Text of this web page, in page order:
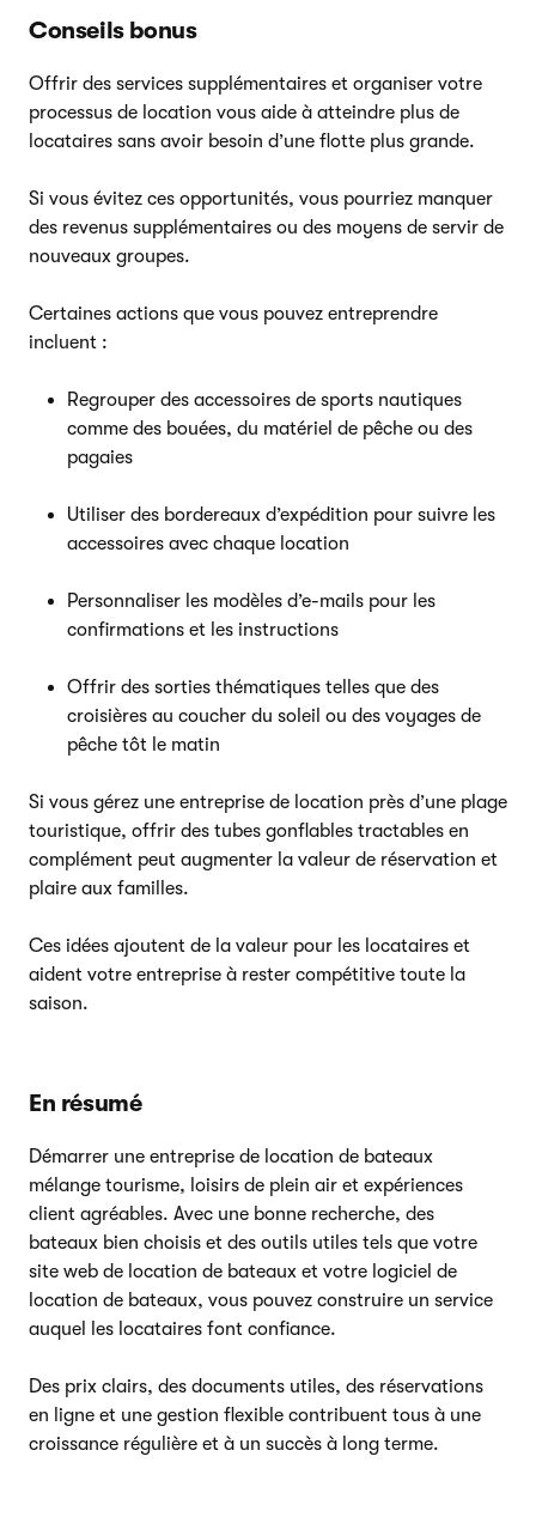
Conseils bonus
Offrir des services supplémentaires et organiser votre
processus de location vous aide à atteindre plus de
locataires sans avoir besoin d’une flotte plus grande.
Si vous évitez ces opportunités, vous pourriez manquer
des revenus supplémentaires ou des moyens de servir de
nouveaux groupes.
Certaines actions que vous pouvez entreprendre
incluent :
Regrouper des accessoires de sports nautiques
comme des bouées, du matériel de pêche ou des
pagaies
Utiliser des bordereaux d’expédition pour suivre les
accessoires avec chaque location
Personnaliser les modèles d’e-mails pour les
confirmations et les instructions
Offrir des sorties thématiques telles que des
croisières au coucher du soleil ou des voyages de
pêche tôt le matin
Si vous gérez une entreprise de location près d’une plage
touristique, offrir des tubes gonflables tractables en
complément peut augmenter la valeur de réservation et
plaire aux familles.
Ces idées ajoutent de la valeur pour les locataires et
aident votre entreprise à rester compétitive toute la
saison.
En résumé
Démarrer une entreprise de location de bateaux
mélange tourisme, loisirs de plein air et expériences
client agréables. Avec une bonne recherche, des
bateaux bien choisis et des outils utiles tels que votre
site web de location de bateaux et votre logiciel de
location de bateaux, vous pouvez construire un service
auquel les locataires font confiance.
Des prix clairs, des documents utiles, des réservations
en ligne et une gestion flexible contribuent tous à une
croissance régulière et à un succès à long terme.